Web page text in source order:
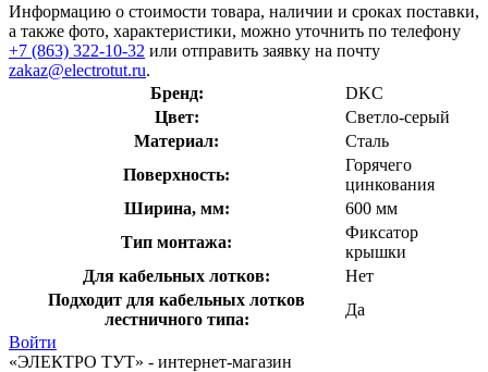
Информацию о стоимости товара, наличии и сроках поставки,
а также фото, характеристики, можно уточнить по телефону
+7 (863) 322-10-32 или отправить заявку на почту
zakaz@electrotut.ru.
Бренд:
DKC
Цвет:
Светло-серый
Материал:
Сталь
Поверхность:
Горячего
цинкования
Ширина, мм:
600 мм
Тип монтажа:
Фиксатор
крышки
Для кабельных лотков:
Нет
Подходит для кабельных лотков
лестничного типа:
Да
Войти
«ЭЛЕКТРО ТУТ» - интернет-магазин